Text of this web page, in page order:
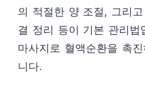
의 적절한 양 조절, 그리
결 정리 등이 기본 관리법
마사지로 혈액순환을 촉
니다.